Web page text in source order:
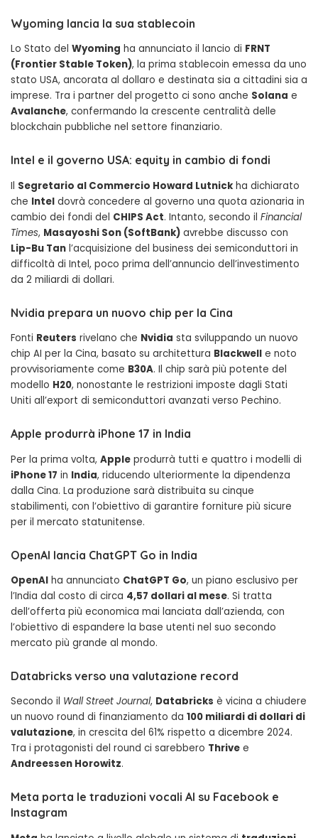
Wyoming lancia la sua stablecoin
Lo Stato del Wyoming ha annunciato il lancio di FRNT
(Frontier Stable Token), la prima stablecoin emessa da uno
stato USA, ancorata al dollaro e destinata sia a cittadini sia a
imprese. Tra i partner del progetto ci sono anche Solana e
Avalanche, confermando la crescente centralità delle
blockchain pubbliche nel settore finanziario.
Intel e il governo USA: equity in cambio di fondi
Il Segretario al Commercio Howard Lutnick ha dichiarato
che Intel dovrà concedere al governo una quota azionaria in
cambio dei fondi del CHIPS Act. Intanto, secondo il Financial
Times, Masayoshi Son (SoftBank) avrebbe discusso con
Lip-Bu Tan l’acquisizione del business dei semiconduttori in
difficoltà di Intel, poco prima dell’annuncio dell’investimento
da 2 miliardi di dollari.
Nvidia prepara un nuovo chip per la Cina
Fonti Reuters rivelano che Nvidia sta sviluppando un nuovo
chip AI per la Cina, basato su architettura Blackwell e noto
provvisoriamente come B30A. Il chip sarà più potente del
modello H20, nonostante le restrizioni imposte dagli Stati
Uniti all’export di semiconduttori avanzati verso Pechino.
Apple produrrà iPhone 17 in India
Per la prima volta, Apple produrrà tutti e quattro i modelli di
iPhone 17 in India, riducendo ulteriormente la dipendenza
dalla Cina. La produzione sarà distribuita su cinque
stabilimenti, con l’obiettivo di garantire forniture più sicure
per il mercato statunitense.
OpenAI lancia ChatGPT Go in India
OpenAI ha annunciato ChatGPT Go, un piano esclusivo per
l’India dal costo di circa 4,57 dollari al mese. Si tratta
dell’offerta più economica mai lanciata dall’azienda, con
l’obiettivo di espandere la base utenti nel suo secondo
mercato più grande al mondo.
Databricks verso una valutazione record
Secondo il Wall Street Journal, Databricks è vicina a chiudere
un nuovo round di finanziamento da 100 miliardi di dollari di
valutazione, in crescita del 61% rispetto a dicembre 2024.
Tra i protagonisti del round ci sarebbero Thrive e
Andreessen Horowitz.
Meta porta le traduzioni vocali AI su Facebook e
Instagram